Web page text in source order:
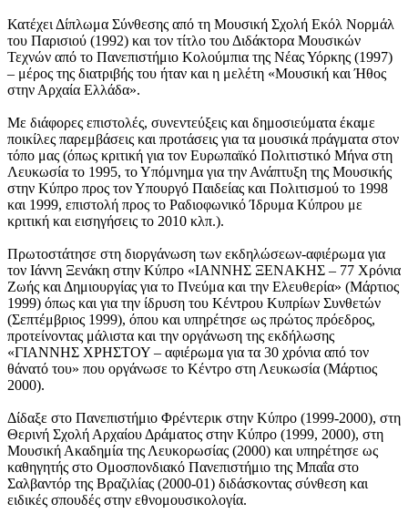
Κατέχει Δίπλωμα Σύνθεσης από τη Μουσική Σχολή Εκόλ Νορμάλ
του Παρισιού (1992) και τον τίτλο του Διδάκτορα Μουσικών
Τεχνών από το Πανεπιστήμιο Κολούμπια της Νέας Υόρκης (1997)
– μέρος της διατριβής του ήταν και η μελέτη «Μουσική και Ήθος
στην Αρχαία Ελλάδα».
Με διάφορες επιστολές, συνεντεύξεις και δημοσιεύματα έκαμε
ποικίλες παρεμβάσεις και προτάσεις για τα μουσικά πράγματα στον
τόπο μας (όπως κριτική για τον Ευρωπαϊκό Πολιτιστικό Μήνα στη
Λευκωσία το 1995, το Υπόμνημα για την Ανάπτυξη της Μουσικής
στην Κύπρο προς τον Υπουργό Παιδείας και Πολιτισμού το 1998
και 1999, επιστολή προς το Ραδιοφωνικό Ίδρυμα Κύπρου με
κριτική και εισηγήσεις το 2010 κλπ.).
Πρωτοστάτησε στη διοργάνωση των εκδηλώσεων-αφιέρωμα για
τον Ιάννη Ξενάκη στην Κύπρο «ΙΑΝΝΗΣ ΞΕΝΑΚΗΣ – 77 Χρόνια
Ζωής και Δημιουργίας για το Πνεύμα και την Ελευθερία» (Μάρτιος
1999) όπως και για την ίδρυση του Κέντρου Κυπρίων Συνθετών
(Σεπτέμβριος 1999), όπου και υπηρέτησε ως πρώτος πρόεδρος,
προτείνοντας μάλιστα και την οργάνωση της εκδήλωσης
«ΓΙΑΝΝΗΣ ΧΡΗΣΤΟΥ – αφιέρωμα για τα 30 χρόνια από τον
θάνατό του» που οργάνωσε το Κέντρο στη Λευκωσία (Μάρτιος
2000).
Δίδαξε στο Πανεπιστήμιο Φρέντερικ στην Κύπρο (1999-2000), στη
Θερινή Σχολή Αρχαίου Δράματος στην Κύπρο (1999, 2000), στη
Μουσική Ακαδημία της Λευκορωσίας (2000) και υπηρέτησε ως
καθηγητής στο Ομοσπονδιακό Πανεπιστήμιο της Μπαΐα στο
Σαλβαντόρ της Βραζιλίας (2000-01) διδάσκοντας σύνθεση και
ειδικές σπουδές στην εθνομουσικολογία.